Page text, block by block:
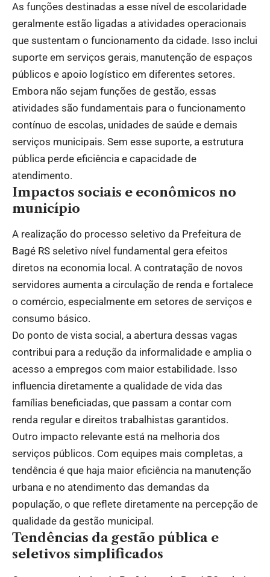
As funções destinadas a esse nível de escolaridade
geralmente estão ligadas a atividades operacionais
que sustentam o funcionamento da cidade. Isso inclui
suporte em serviços gerais, manutenção de espaços
públicos e apoio logístico em diferentes setores.
Embora não sejam funções de gestão, essas
atividades são fundamentais para o funcionamento
contínuo de escolas, unidades de saúde e demais
serviços municipais. Sem esse suporte, a estrutura
pública perde eficiência e capacidade de
atendimento.
Impactos sociais e econômicos no
município
A realização do processo seletivo da Prefeitura de
Bagé RS seletivo nível fundamental gera efeitos
diretos na economia local. A contratação de novos
servidores aumenta a circulação de renda e fortalece
o comércio, especialmente em setores de serviços e
consumo básico.
Do ponto de vista social, a abertura dessas vagas
contribui para a redução da informalidade e amplia o
acesso a empregos com maior estabilidade. Isso
influencia diretamente a qualidade de vida das
famílias beneficiadas, que passam a contar com
renda regular e direitos trabalhistas garantidos.
Outro impacto relevante está na melhoria dos
serviços públicos. Com equipes mais completas, a
tendência é que haja maior eficiência na manutenção
urbana e no atendimento das demandas da
população, o que reflete diretamente na percepção de
qualidade da gestão municipal.
Tendências da gestão pública e
seletivos simplificados